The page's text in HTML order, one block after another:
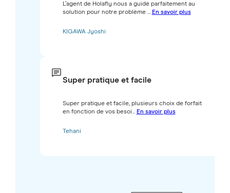
L’agent de Holafly nous a guidé parfaitement au
solution pour notre problème ... En savoir plus
KIGAWA Jyoshi
Super pratique et facile
Super pratique et facile, plusieurs choix de forfait
en fonction de vos besoi... En savoir plus
Tehani